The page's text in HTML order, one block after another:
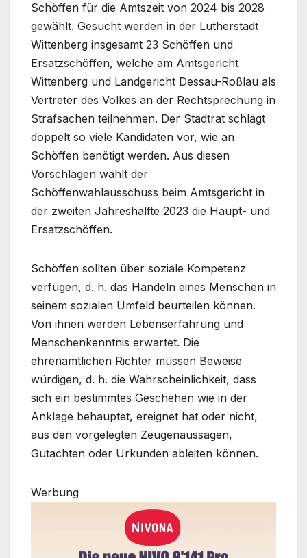
Schöffen für die Amtszeit von 2024 bis 2028
gewählt. Gesucht werden in der Lutherstadt
Wittenberg insgesamt 23 Schöffen und
Ersatzschöffen, welche am Amtsgericht
Wittenberg und Landgericht Dessau-Roßlau als
Vertreter des Volkes an der Rechtsprechung in
Strafsachen teilnehmen. Der Stadtrat schlägt
doppelt so viele Kandidaten vor, wie an
Schöffen benötigt werden. Aus diesen
Vorschlägen wählt der
Schöffenwahlausschuss beim Amtsgericht in
der zweiten Jahreshälfte 2023 die Haupt- und
Ersatzschöffen.
Schöffen sollten über soziale Kompetenz
verfügen, d. h. das Handeln eines Menschen in
seinem sozialen Umfeld beurteilen können.
Von ihnen werden Lebenserfahrung und
Menschenkenntnis erwartet. Die
ehrenamtlichen Richter müssen Beweise
würdigen, d. h. die Wahrscheinlichkeit, dass
sich ein bestimmtes Geschehen wie in der
Anklage behauptet, ereignet hat oder nicht,
aus den vorgelegten Zeugenaussagen,
Gutachten oder Urkunden ableiten können.
Werbung